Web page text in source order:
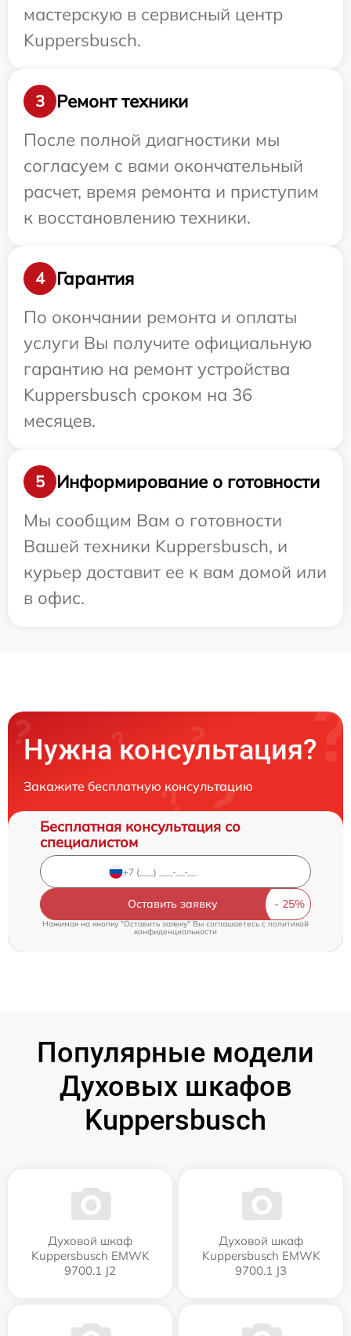
мастерскую в сервисный центр
Kuppersbusch.
3
Ремонт техники
После полной диагностики мы
согласуем с вами окончательный
расчет, время ремонта и приступим
к восстановлению техники.
4
Гарантия
По окончании ремонта и оплаты
услуги Вы получите официальную
гарантию на ремонт устройства
Kuppersbusch сроком на 36
месяцев.
5
Информирование о готовности
Мы сообщим Вам о готовности
Вашей техники Kuppersbusch, и
курьер доставит ее к вам домой или
в офис.
Нужна консультация?
Закажите бесплатную консультацию
Бесплатная консультация со
специалистом
Оставить заявку
Нажимая на кнопку "Оставить заявку" Вы соглашаетесь c политикой
конфиденциальности
Популярные модели
Духовых шкафов
Kuppersbusch
Духовой шкаф
Kuppersbusch EMWK
9700.1 J2
Духовой шкаф
Kuppersbusch EMWK
9700.1 J3